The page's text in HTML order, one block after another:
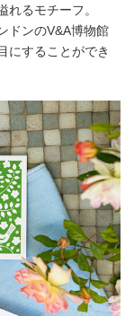
るモチーフ。
ドンのV&A博物館
にすることができ